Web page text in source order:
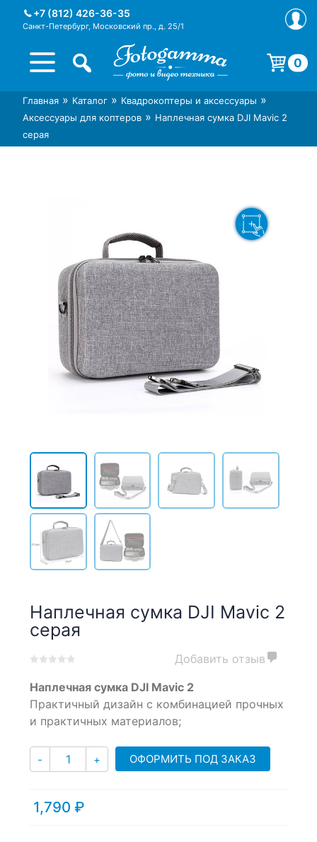
+7 (812) 426-36-35
Санкт-Петербург, Московский пр., д. 25/1
Интернет-магазин фототехники
Foto-Gamma в СПб
Магазин фотоаксессуаров foto-
gamma.ru
0
Корзина пуста.
Главная » Каталог » Квадрокоптеры и аксессуары »
Аксессуары для коптеров » Наплечная сумка DJI Mavic 2
серая
Наплечная сумка DJI Mavic 2
серая
out
of
based
on
Добавить отзыв
Наплечная сумка DJI Mavic 2
Практичный дизайн с комбинацией прочных
и практичных материалов;
- Количество
+ ОФОРМИТЬ ПОД ЗАКАЗ
1,790 ₽